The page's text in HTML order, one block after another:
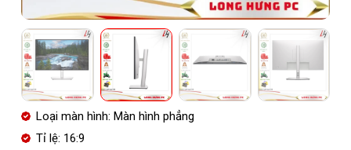
Loại màn hình: Màn hình phẳng
Tỉ lệ: 16:9